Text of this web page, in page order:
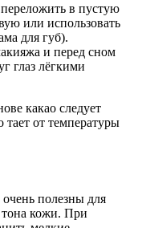
в пустую
или использовать
для губ).
и перед сном
глаз лёгкими
какао следует
тает от температуры
полезны для
тона кожи. При